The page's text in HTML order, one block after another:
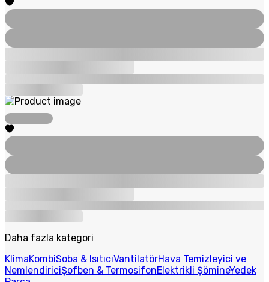
Daha fazla kategori
KlimaKombiSoba & IsıtıcıVantilatörHava Temizleyici ve
NemlendiriciŞofben & TermosifonElektrikli ŞömineYedek